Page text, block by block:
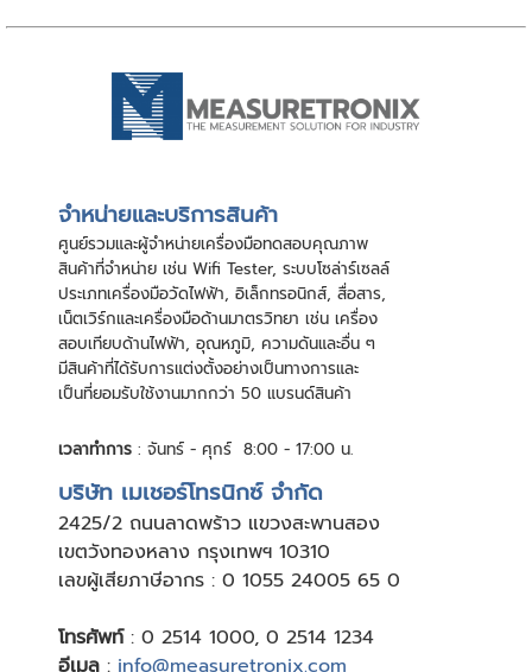
จําหน่ายและบริการสินค้า
ศูนย์รวมและผู้จําหน่ายเครื่องมือทดสอบคุณภาพ
สินค้าที่จําหน่าย เช่น Wifi Tester, ระบบโซล่าร์เซลล์
ประเภทเครื่องมือวัดไฟฟ้า, อิเล็กทรอนิกส์, สื่อสาร,
เน็ตเวิร์กและเครื่องมือด้านมาตรวิทยา เช่น เครื่อง
สอบเทียบด้านไฟฟ้า, อุณหภูมิ, ความดันและอื่น ๆ
มีสินค้าที่ได้รับการแต่งตั้งอย่างเป็นทางการและ
เป็นที่ยอมรับใช้งานมากกว่า 50 แบรนด์สินค้า
เวลาทำการ : จันทร์ - ศุกร์ 8:00 - 17:00 น.
บริษัท เมเชอร์โทรนิกซ์ จำกัด
2425/2 ถนนลาดพร้าว แขวงสะพานสอง
เขตวังทองหลาง กรุงเทพฯ 10310
เลขผู้เสียภาษีอากร : 0 1055 24005 65 0
โทรศัพท์: 0 2514 1000, 0 2514 1234